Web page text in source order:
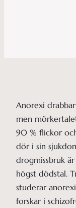
Anorexi
men
90 % flickor
dör i sin
drogmissbruk
högst dödstal.
studerar
forskar i